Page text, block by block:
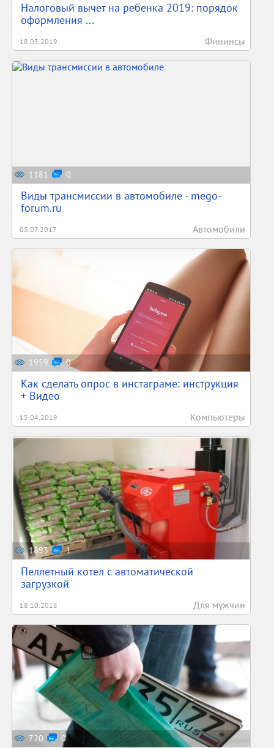
Налоговый вычет на ребенка 2019: порядок
оформления ...
18.03.2019 Фининсы
1181 0
Виды трансмиссии в автомобиле - mego-
forum.ru
05.07.2017 Автомобили
1959 0
Как сделать опрос в инстаграме: инструкция
+ Видео
15.04.2019 Компьютеры
1893 1
Пеллетный котел с автоматической
загрузкой
18.10.2018 Для мужчин
720 0